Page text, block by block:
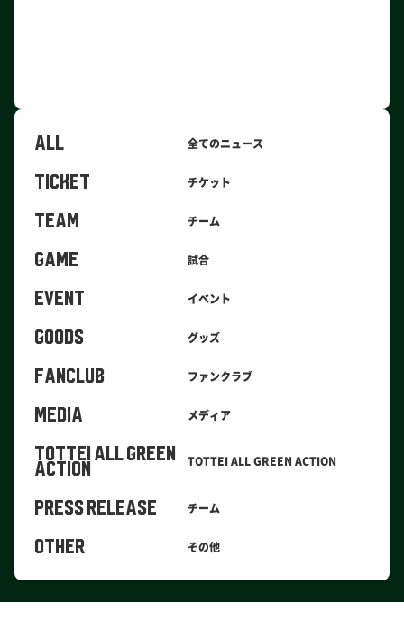
ALL 全てのニュース
TICKET チケット
TEAM チーム
GAME 試合
EVENT イベント
GOODS グッズ
FANCLUB ファンクラブ
MEDIA メディア
TOTTEI ALL GREEN
ACTION TOTTEI ALL GREEN ACTION
PRESS RELEASE チーム
OTHER その他